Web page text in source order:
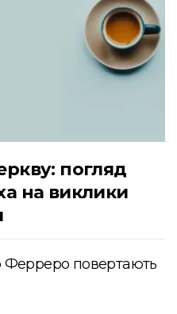
погляд
на виклики
Ферреро повертають